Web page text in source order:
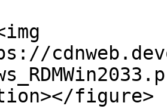
figure>